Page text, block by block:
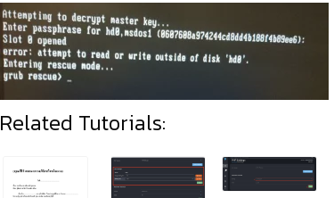
Related Tutorials: